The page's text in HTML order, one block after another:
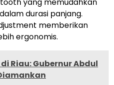
yang memudahkan
durasi panjang.
memberikan
ergonomis.
di Riau: Gubernur Abdul